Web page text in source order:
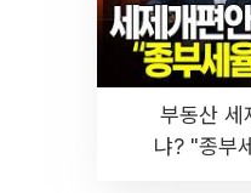
부동산 세
냐? "종부